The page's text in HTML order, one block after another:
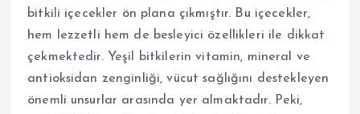
bitkili içecekler ön plana çıkmıştır. Bu içecekler,
hem lezzetli hem de besleyici özellikleri ile dikkat
çekmektedir. Yeşil bitkilerin vitamin, mineral ve
antioksidan zenginliği, vücut sağlığını destekleyen
önemli unsurlar arasında yer almaktadır. Peki,